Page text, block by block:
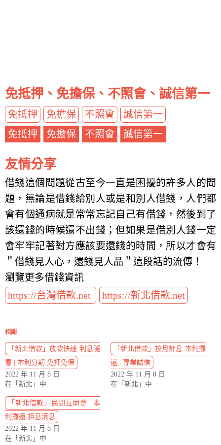
免抵押、免擔保、不照會、誠信第一
免抵押 免擔保 不照會
誠信第一
免抵押
免擔保 不照會 誠信第一
友情分享
借錢這個問題從古至今一直是困擾的許多人的問
題，無論是借錢給別人或是和別人借錢，人們都
會有個通病就是常常忘記自己有借錢，然後到了
該還錢的時候還不出錢；但如果是借別人錢一定
會牢牢記著對方應該要還錢的時間，所以才會有
＂借錢見人心，還錢見人品＂這段話的流傳！
瀏覽更多借錢資訊
https://台灣借款.net
https://新北借款.net
相關
「新北借款」放款快速 利息隨
意 | 本利分期 免押免保
2022 年 11 月 8 日
在「新北」中
「新北借款」按月計息 本利攤
還 | 專業誠信
2022 年 11 月 8 日
在「新北」中
「新北借款」民間互助會 | 本
利攤還 拒息滾息
2022 年 11 月 8 日
在「新北」中